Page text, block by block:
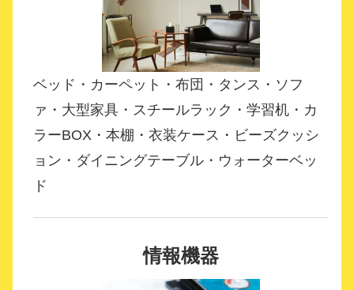
ベッド・カーペット・布団・タンス・ソフ
ァ・大型家具・スチールラック・学習机・カ
ラーBOX・本棚・衣装ケース・ビーズクッシ
ョン・ダイニングテーブル・ウォーターベッ
ド
情報機器